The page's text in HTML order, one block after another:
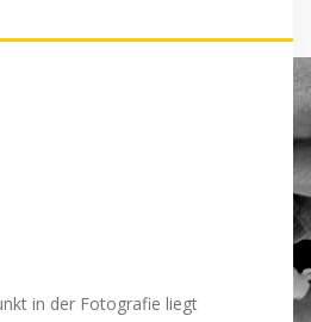
in der Fotografie liegt